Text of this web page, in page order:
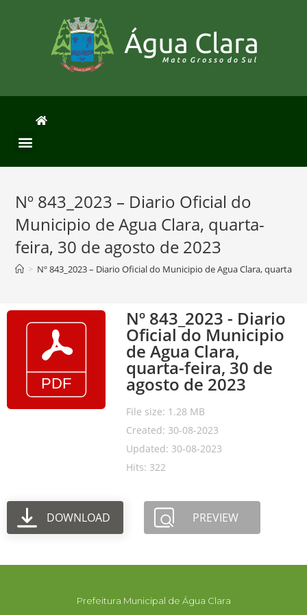
Nº 843_2023 – Diario Oficial do
Municipio de Agua Clara, quarta-
feira, 30 de agosto de 2023
> Nº 843_2023 – Diario Oficial do Municipio de Agua Clara, quarta-
Nº 843_2023 - Diario
Oficial do Municipio
de Agua Clara,
quarta-feira, 30 de
agosto de 2023
File size: 1.28 MB
Created: 30-08-2023
Updated: 30-08-2023
Hits: 322
DOWNLOAD PREVIEW
Prefeitura Municipal de Água Clara